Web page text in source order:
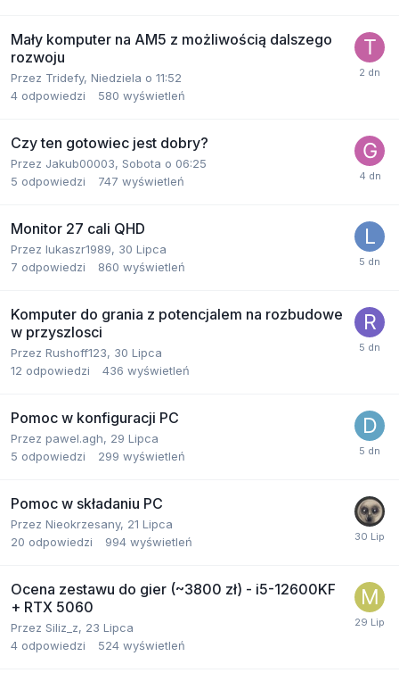
Mały komputer na AM5 z możliwością dalszego
rozwoju
Przez Tridefy, Niedziela o 11:52
4 odpowiedzi 580 wyświetleń
Czy ten gotowiec jest dobry?
Przez Jakub00003, Sobota o 06:25
5 odpowiedzi 747 wyświetleń
Monitor 27 cali QHD
Przez lukaszr1989, 30 Lipca
7 odpowiedzi 860 wyświetleń
Komputer do grania z potencjalem na rozbudowe
w przyszlosci
Przez Rushoff123, 30 Lipca
12 odpowiedzi 436 wyświetleń
Pomoc w konfiguracji PC
Przez pawel.agh, 29 Lipca
5 odpowiedzi 299 wyświetleń
Pomoc w składaniu PC
Przez Nieokrzesany, 21 Lipca
20 odpowiedzi 994 wyświetleń
Ocena zestawu do gier (~3800 zł) - i5-12600KF
+ RTX 5060
Przez Siliz_z, 23 Lipca
4 odpowiedzi 524 wyświetleń